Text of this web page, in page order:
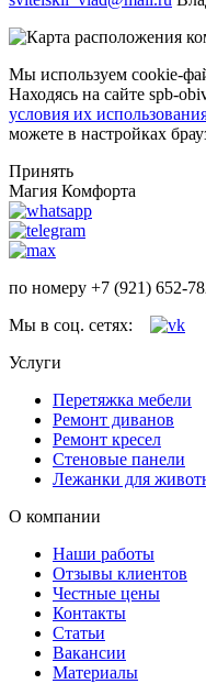
Мы используем cookie-
Находясь на сайте spb-
условия их
можете в настройках
Принять
Магия Комфорта
по номеру +7 (921) 652-
Мы в соц. сетях:
Услуги
Перетяжка мебели
Ремонт диванов
Ремонт кресел
Стеновые панели
Лежанки для
О компании
Наши работы
Отзывы клиентов
Честные цены
Контакты
Статьи
Вакансии
Материалы